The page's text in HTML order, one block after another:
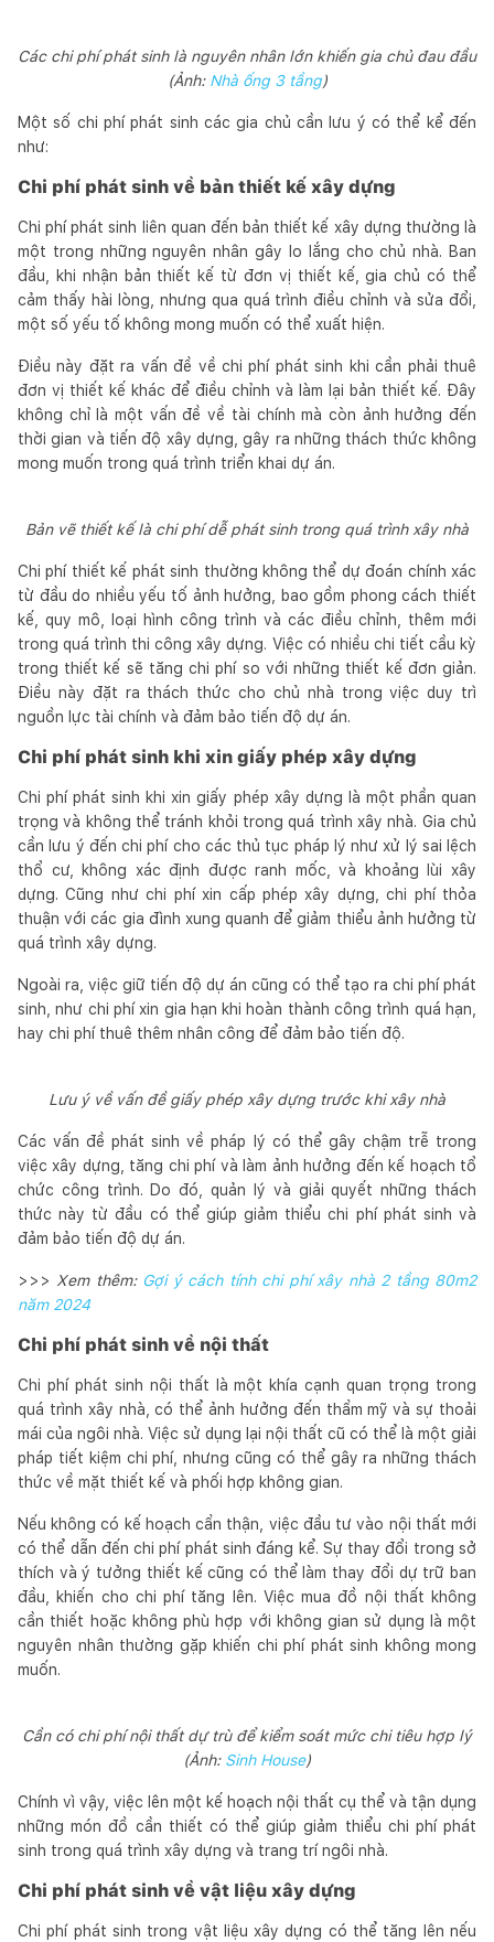
Các chi phí phát sinh là nguyên nhân lớn khiến gia chủ đau đầu
(Ảnh: Nhà ống 3 tầng)
Một số chi phí phát sinh các gia chủ cần lưu ý có thể kể đến
như:
Chi phí phát sinh về bản thiết kế xây dựng
Chi phí phát sinh liên quan đến bản thiết kế xây dựng thường là
một trong những nguyên nhân gây lo lắng cho chủ nhà. Ban
đầu, khi nhận bản thiết kế từ đơn vị thiết kế, gia chủ có thể
cảm thấy hài lòng, nhưng qua quá trình điều chỉnh và sửa đổi,
một số yếu tố không mong muốn có thể xuất hiện.
Điều này đặt ra vấn đề về chi phí phát sinh khi cần phải thuê
đơn vị thiết kế khác để điều chỉnh và làm lại bản thiết kế. Đây
không chỉ là một vấn đề về tài chính mà còn ảnh hưởng đến
thời gian và tiến độ xây dựng, gây ra những thách thức không
mong muốn trong quá trình triển khai dự án.
Bản vẽ thiết kế là chi phí dễ phát sinh trong quá trình xây nhà
Chi phí thiết kế phát sinh thường không thể dự đoán chính xác
từ đầu do nhiều yếu tố ảnh hưởng, bao gồm phong cách thiết
kế, quy mô, loại hình công trình và các điều chỉnh, thêm mới
trong quá trình thi công xây dựng. Việc có nhiều chi tiết cầu kỳ
trong thiết kế sẽ tăng chi phí so với những thiết kế đơn giản.
Điều này đặt ra thách thức cho chủ nhà trong việc duy trì
nguồn lực tài chính và đảm bảo tiến độ dự án.
Chi phí phát sinh khi xin giấy phép xây dựng
Chi phí phát sinh khi xin giấy phép xây dựng là một phần quan
trọng và không thể tránh khỏi trong quá trình xây nhà. Gia chủ
cần lưu ý đến chi phí cho các thủ tục pháp lý như xử lý sai lệch
thổ cư, không xác định được ranh mốc, và khoảng lùi xây
dựng. Cũng như chi phí xin cấp phép xây dựng, chi phí thỏa
thuận với các gia đình xung quanh để giảm thiểu ảnh hưởng từ
quá trình xây dựng.
Ngoài ra, việc giữ tiến độ dự án cũng có thể tạo ra chi phí phát
sinh, như chi phí xin gia hạn khi hoàn thành công trình quá hạn,
hay chi phí thuê thêm nhân công để đảm bảo tiến độ.
Lưu ý về vấn đề giấy phép xây dựng trước khi xây nhà
Các vấn đề phát sinh về pháp lý có thể gây chậm trễ trong
việc xây dựng, tăng chi phí và làm ảnh hưởng đến kế hoạch tổ
chức công trình. Do đó, quản lý và giải quyết những thách
thức này từ đầu có thể giúp giảm thiểu chi phí phát sinh và
đảm bảo tiến độ dự án.
>>> Xem thêm: Gợi ý cách tính chi phí xây nhà 2 tầng 80m2
năm 2024
Chi phí phát sinh về nội thất
Chi phí phát sinh nội thất là một khía cạnh quan trọng trong
quá trình xây nhà, có thể ảnh hưởng đến thẩm mỹ và sự thoải
mái của ngôi nhà. Việc sử dụng lại nội thất cũ có thể là một giải
pháp tiết kiệm chi phí, nhưng cũng có thể gây ra những thách
thức về mặt thiết kế và phối hợp không gian.
Nếu không có kế hoạch cẩn thận, việc đầu tư vào nội thất mới
có thể dẫn đến chi phí phát sinh đáng kể. Sự thay đổi trong sở
thích và ý tưởng thiết kế cũng có thể làm thay đổi dự trữ ban
đầu, khiến cho chi phí tăng lên. Việc mua đồ nội thất không
cần thiết hoặc không phù hợp với không gian sử dụng là một
nguyên nhân thường gặp khiến chi phí phát sinh không mong
muốn.
Cần có chi phí nội thất dự trù để kiểm soát mức chi tiêu hợp lý
(Ảnh: Sinh House)
Chính vì vậy, việc lên một kế hoạch nội thất cụ thể và tận dụng
những món đồ cần thiết có thể giúp giảm thiểu chi phí phát
sinh trong quá trình xây dựng và trang trí ngôi nhà.
Chi phí phát sinh về vật liệu xây dựng
Chi phí phát sinh trong vật liệu xây dựng có thể tăng lên nếu